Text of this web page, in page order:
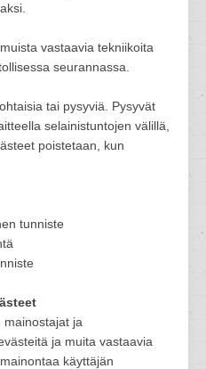
vastaavia tekniikoita
seurannassa.
tai pysyviä. Pysyvät
selainistuntojen välillä,
poistetaan, kun
tunniste
mainostajat ja
ja muita vastaavia
käyttäjän